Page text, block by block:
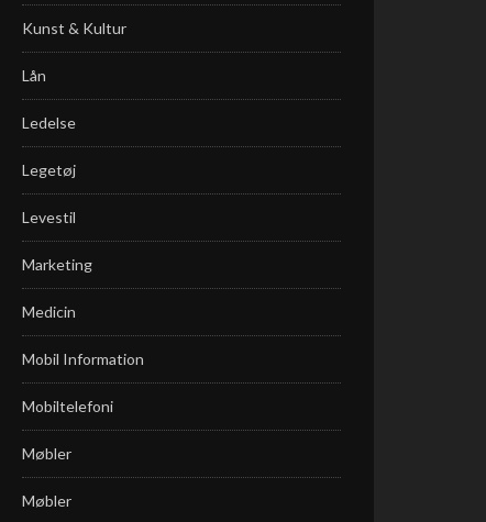
Kunst & Kultur
Lån
Ledelse
Legetøj
Levestil
Marketing
Medicin
Mobil Information
Mobiltelefoni
Møbler
Møbler